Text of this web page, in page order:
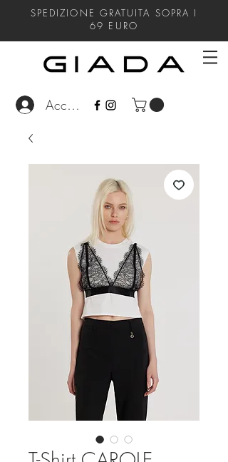
SPEDIZIONE GRATUITA SOPRA I
69 EURO
Accedi